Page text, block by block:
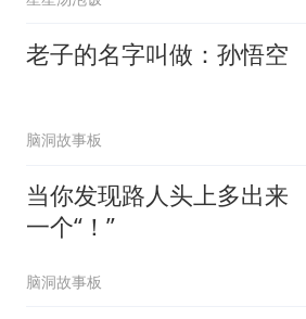
老子的名字叫做：孙悟空
脑洞故事板
当你发现路人头上多出来
一个“！”
脑洞故事板